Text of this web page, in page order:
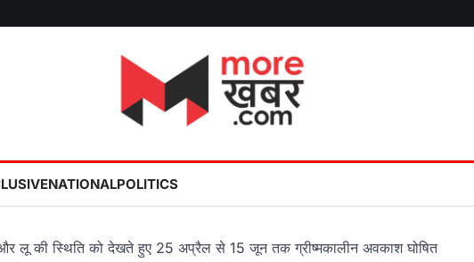
NATIONALPOLITICS
और लू की स्थिति को देखते हुए 25 अप्रैल से 15 जून तक ग्रीष्मकालीन अवकाश घोषित